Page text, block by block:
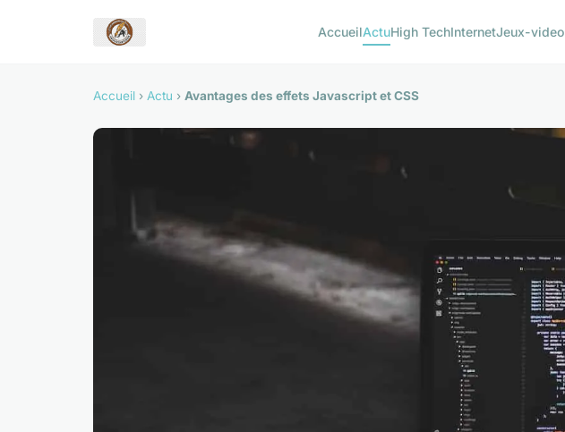
AccueilActuHigh TechInternetJeux-video
Accueil › Actu › Avantages des effets Javascript et CSS